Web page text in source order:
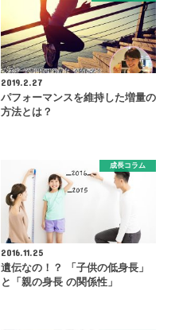
2019.2.27
パフォーマンスを維持した増量の
方法とは？
成長コラム
2016.11.25
遺伝なの！？ 「子供の低身長」
と「親の身長 の関係性」